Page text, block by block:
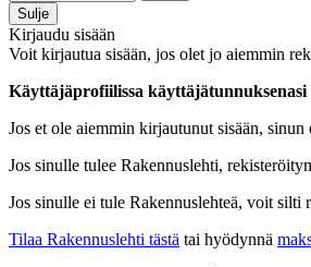
Sulje
Kirjaudu sisään
Voit kirjautua sisään, jos olet jo aiemmin
Käyttäjäprofiilissa käyttäjätunnuksenasi
Jos et ole aiemmin kirjautunut sisään, sinun
Jos sinulle tulee Rakennuslehti,
Jos sinulle ei tule Rakennuslehteä, voit
Tilaa Rakennuslehti tästä tai hyödynnä